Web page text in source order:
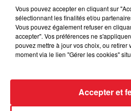
Aline et Laura pour vous réveiller
programme : le jeu des 30
jour, l'info moulaga, le saviez-
Vous pouvez accepter en cliquant sur
sélectionnant les finalités et/ou
Vous pouvez également refuser en
accepter". Vos préférences ne
pouvez mettre à jour vos choix, ou retirer
moment via le lien "Gérer les cookies"
Accepter et